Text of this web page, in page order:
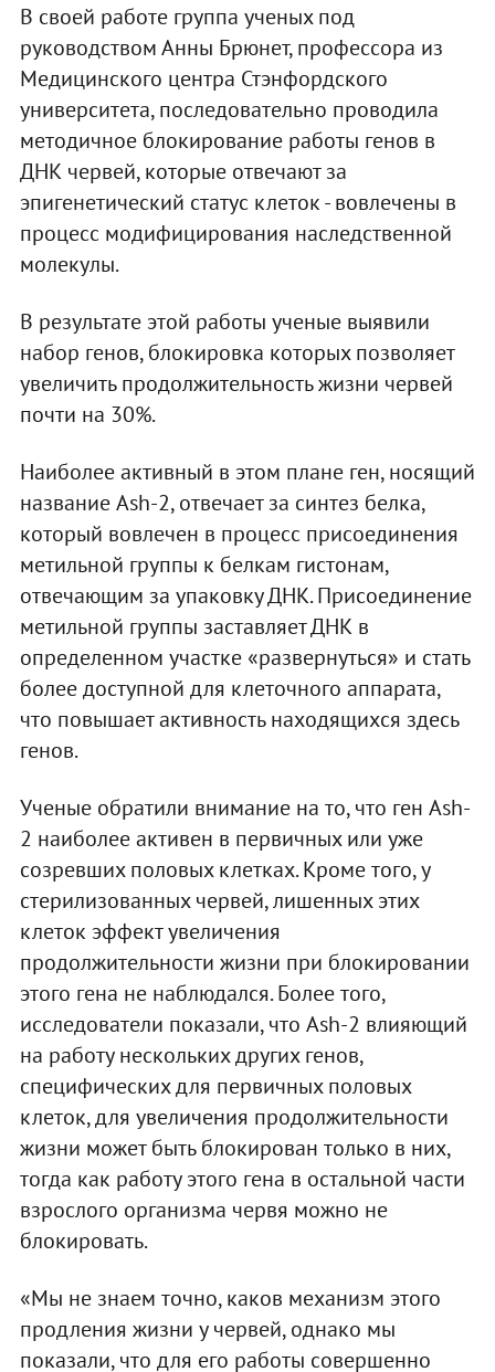
В своей работе группа ученых под
руководством Анны Брюнет, профессора из
Медицинского центра Стэнфордского
университета, последовательно проводила
методичное блокирование работы генов в
ДНК червей, которые отвечают за
эпигенетический статус клеток - вовлечены в
процесс модифицирования наследственной
молекулы.
В результате этой работы ученые выявили
набор генов, блокировка которых позволяет
увеличить продолжительность жизни червей
почти на 30%.
Наиболее активный в этом плане ген, носящий
название Ash-2, отвечает за синтез белка,
который вовлечен в процесс присоединения
метильной группы к белкам гистонам,
отвечающим за упаковку ДНК. Присоединение
метильной группы заставляет ДНК в
определенном участке «развернуться» и стать
более доступной для клеточного аппарата,
что повышает активность находящихся здесь
генов.
Ученые обратили внимание на то, что ген Ash-
2 наиболее активен в первичных или уже
созревших половых клетках. Кроме того, у
стерилизованных червей, лишенных этих
клеток эффект увеличения
продолжительности жизни при блокировании
этого гена не наблюдался. Более того,
исследователи показали, что Ash-2 влияющий
на работу нескольких других генов,
специфических для первичных половых
клеток, для увеличения продолжительности
жизни может быть блокирован только в них,
тогда как работу этого гена в остальной части
взрослого организма червя можно не
блокировать.
«Мы не знаем точно, каков механизм этого
продления жизни у червей, однако мы
показали, что для его работы совершенно